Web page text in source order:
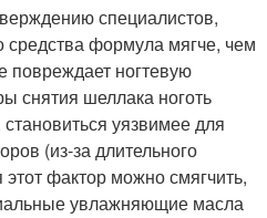
специалистов,
средства формула мягче, чем
повреждает ногтевую
снятия шеллака ноготь
уязвимее для
(из-за длительного
этот фактор можно смягчить,
увлажняющие масла